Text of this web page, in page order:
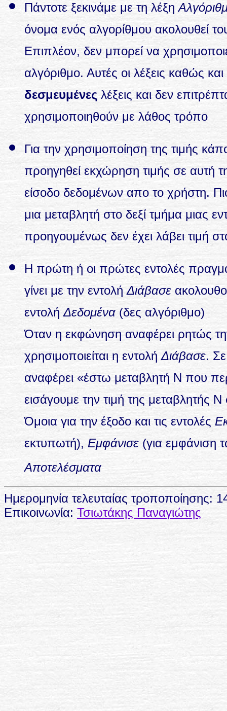
Πάντοτε ξεκινάμε με τη λέξη
όνομα ενός αλγορίθμου ακολουθεί
Επιπλέον, δεν μπορεί να
αλγόριθμο. Αυτές οι λέξεις καθώς
δεσμευμένες λέξεις και δεν
χρησιμοποιηθούν με λάθος τρόπο
Για την χρησιμοποίηση της τιμής
προηγηθεί εκχώρηση τιμής σε αυτή
είσοδο δεδομένων απο το χρήστη.
μια μεταβλητή στο δεξί τμήμα μιας
προηγουμένως δεν έχει λάβει τιμή
Η πρώτη ή οι πρώτες εντολές
γίνει με την εντολήΔιάβασε
εντολήΔεδομένα (δες αλγόριθμο)
Όταν η εκφώνηση αναφέρει ρητώς
χρησιμοποιείται η εντολήΔιάβασε.
αναφέρει «έστω μεταβλητή Ν που
εισάγουμε την τιμή της μεταβλητής
Όμοια για την έξοδο και τις εντολές
εκτυπωτή), Εμφάνισε (για εμφάνιση
Αποτελέσματα
Ημερομηνία τελευταίας τροποποίησης:
Επικοινωνία: Τσιωτάκης Παναγιώτης